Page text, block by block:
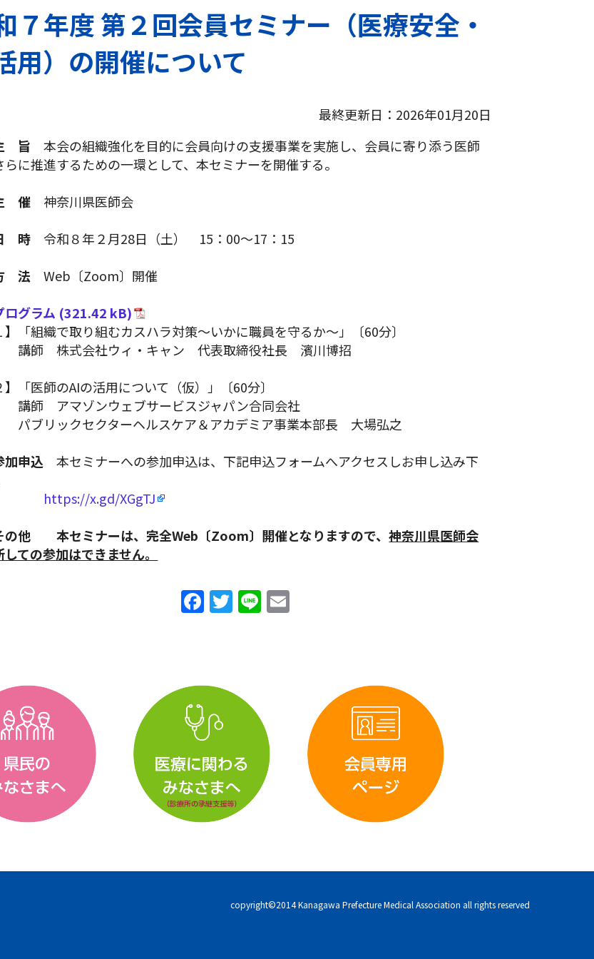
７年度 第２回会員セミナー（医療安全・
用）の開催について
最終更新日：2026年01月20日
旨 本会の組織強化を目的に会員向けの支援事業を実施し、会員に寄り添う医師
らに推進するための一環として、本セミナーを開催する。
催 神奈川県医師会
時 令和８年２月28日（土） 15：00～17：15
法 Web〔Zoom〕開催
ログラム
】「組織で取り組むカスハラ対策～いかに職員を守るか～」〔60分〕
講師 株式会社ウィ・キャン 代表取締役社長 濱川博招
】「医師のAIの活用について（仮）」〔60分〕
講師 アマゾンウェブサービスジャパン合同会社
パブリックセクターヘルスケア＆アカデミア事業本部長 大場弘之
加申込本セミナーへの参加申込は、下記申込フォームへアクセスしお申し込み下
https://x.gd/XGgTJ
の他 本セミナーは、完全Web〔Zoom〕開催となりますので、神奈川県医師会
ての参加はできません。
F
b
o
o
k
T Li
copyright©2014 Kanagawa Prefecture Medical Association all rights reserved